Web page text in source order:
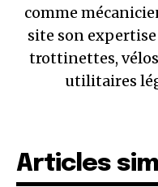
comme
site son
trottinettes,
utilitaires
Articles